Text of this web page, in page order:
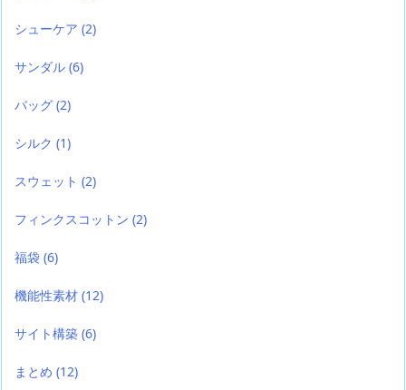
シューケア (2)
サンダル (6)
バッグ (2)
シルク (1)
スウェット (2)
フィンクスコットン (2)
福袋 (6)
機能性素材 (12)
サイト構築 (6)
まとめ (12)